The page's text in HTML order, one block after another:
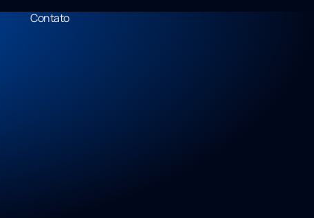
Contato